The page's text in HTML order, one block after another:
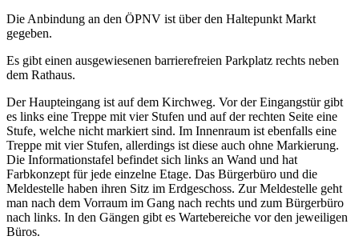
Die Anbindung an den ÖPNV ist über den Haltepunkt Markt
gegeben.
Es gibt einen ausgewiesenen barrierefreien Parkplatz rechts neben
dem Rathaus.
Der Haupteingang ist auf dem Kirchweg. Vor der Eingangstür gibt
es links eine Treppe mit vier Stufen und auf der rechten Seite eine
Stufe, welche nicht markiert sind. Im Innenraum ist ebenfalls eine
Treppe mit vier Stufen, allerdings ist diese auch ohne Markierung.
Die Informationstafel befindet sich links an Wand und hat
Farbkonzept für jede einzelne Etage. Das Bürgerbüro und die
Meldestelle haben ihren Sitz im Erdgeschoss. Zur Meldestelle geht
man nach dem Vorraum im Gang nach rechts und zum Bürgerbüro
nach links. In den Gängen gibt es Wartebereiche vor den jeweiligen
Büros.